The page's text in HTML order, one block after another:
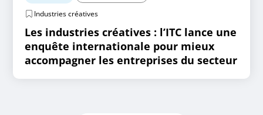
Industries créatives
Les industries créatives : l’ITC lance une
enquête internationale pour mieux
accompagner les entreprises du secteur